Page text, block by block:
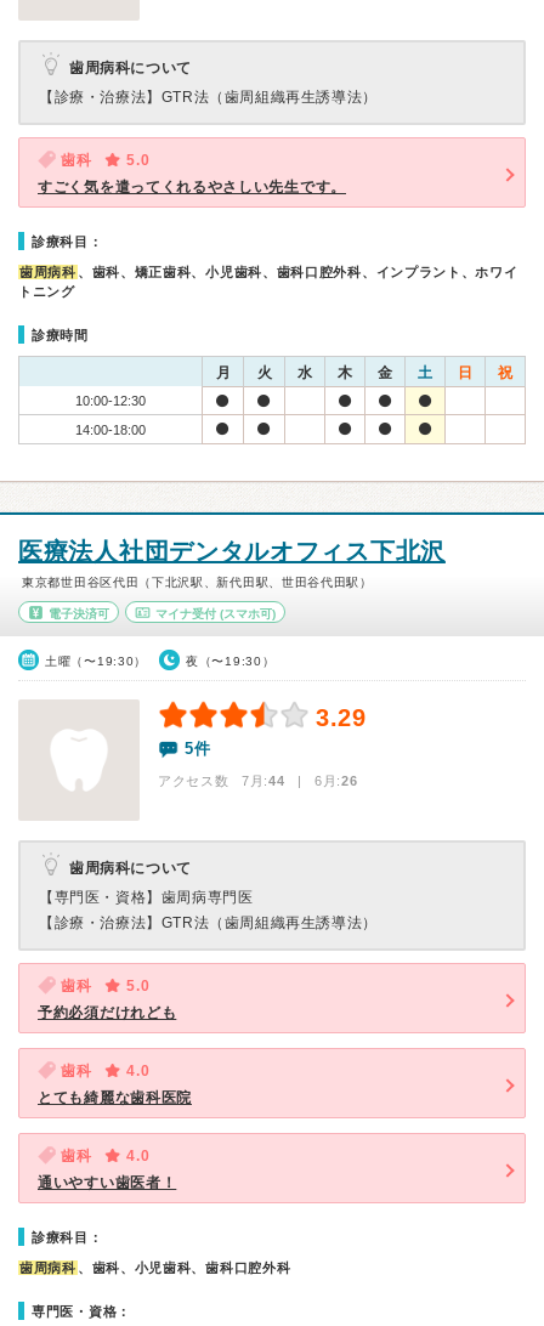
歯周病科について
【診療・治療法】 GTR法（歯周組織再生誘導法）
歯科
5.0
すごく気を遣ってくれるやさしい先生です。
診療科目：
歯周病科 、歯科、矯正歯科、小児歯科、歯科口腔外科、インプラント、ホワイ
トニング
診療時間
月 火 水 木 金 土 日 祝
10:00-12:30
14:00-18:00
医療法人社団デンタルオフィス下北沢
東京都世田谷区代田（下北沢駅、新代田駅、世田谷代田駅）
電子決済可 マイナ受付(スマホ可)
土曜（〜19:30） 夜（〜19:30）
3.29
5件
アクセス数 7月:44 | 6月:26
歯周病科について
【専門医・資格】 歯周病専門医
【診療・治療法】 GTR法（歯周組織再生誘導法）
歯科
5.0
予約必須だけれども
歯科
4.0
とても綺麗な歯科医院
歯科
4.0
通いやすい歯医者！
診療科目：
歯周病科 、歯科、小児歯科、歯科口腔外科
専門医・資格：